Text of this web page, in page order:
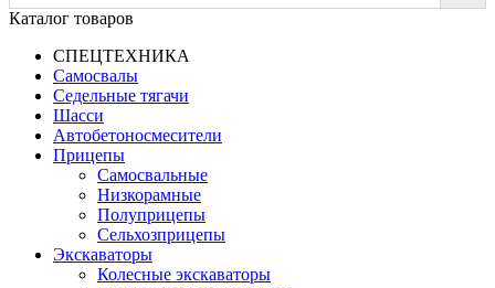
Каталог товаров
СПЕЦТЕХНИКА
Самосвалы
Седельные тягачи
Шасси
Автобетоно­смесители
Прицепы
Самосвальные
Низкорамные
Полуприцепы
Сельхозприцепы
Экскаваторы
Колесные экскаваторы